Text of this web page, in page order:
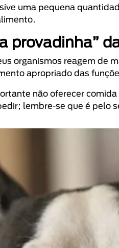
uma pequena
provadinha”
organismos reagem de
apropriado das
não oferecer
lembre-se que é pelo